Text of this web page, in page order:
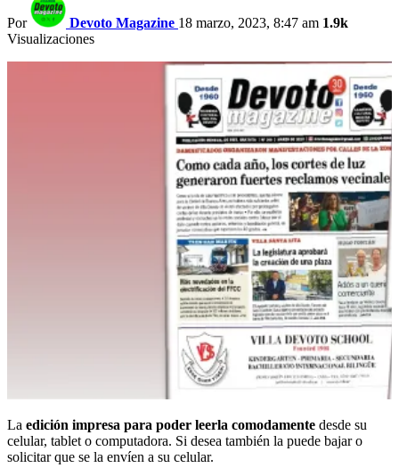
Por Devoto Magazine 18 marzo, 2023, 8:47 am 1.9k
Visualizaciones
La edición impresa para poder leerla comodamente desde su
celular, tablet o computadora. Si desea también la puede bajar o
solicitar que se la envíen a su celular.